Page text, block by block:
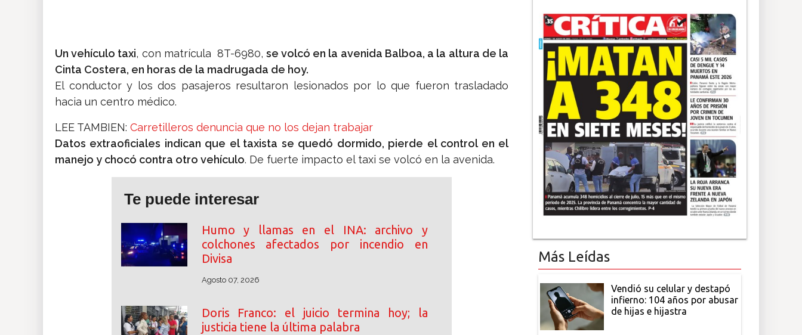
Un vehículo taxi, con matrícula 8T-6980, se volcó en la avenida Balboa, a la altura de la
Cinta Costera, en horas de la madrugada de hoy.
El conductor y los dos pasajeros resultaron lesionados por lo que fueron trasladado
hacia un centro médico.
LEE TAMBIEN: Carretilleros denuncia que no los dejan trabajar
Datos extraoficiales indican que el taxista se quedó dormido, pierde el control en el
manejo y chocó contra otro vehículo. De fuerte impacto el taxi se volcó en la avenida.
Te puede interesar
Humo y llamas en el INA: archivo y
colchones afectados por incendio en
Divisa
Agosto 07, 2026
Doris Franco: el juicio termina hoy; la
justicia tiene la última palabra
Más Leídas
Vendió su celular y destapó
infierno: 104 años por abusar
de hijas e hijastra